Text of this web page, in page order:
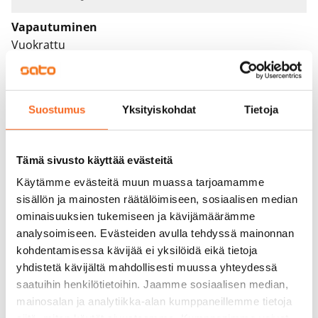
Suostumus Yksityiskohdat Tietoja
Tämä sivusto käyttää evästeitä
Käytämme evästeitä muun muassa tarjoamamme
sisällön ja mainosten räätälöimiseen, sosiaalisen median
ominaisuuksien tukemiseen ja kävijämäärämme
analysoimiseen. Evästeiden avulla tehdyssä mainonnan
kohdentamisessa kävijää ei yksilöidä eikä tietoja
yhdistetä kävijältä mahdollisesti muussa yhteydessä
saatuihin henkilötietoihin. Jaamme sosiaalisen median,
mainosalan ja analytiikka-alan kumppaneillemme tietoja
Vapautuminen
Vuokrattu
Varallisuusrajat
Ei
Vuokravakuus
0 €, (yrityksille min. 1 kk vuokra)
Kotivakuutus
Pakollinen, ei sisälly vuokraan
Vesimaksu
Kulutuksen mukaan
Sähkömaksu